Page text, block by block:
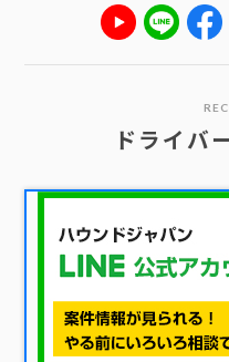
ドライバ